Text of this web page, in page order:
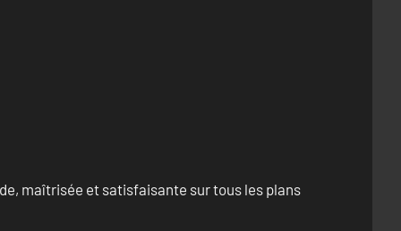
maîtrisée et satisfaisante sur tous les plans